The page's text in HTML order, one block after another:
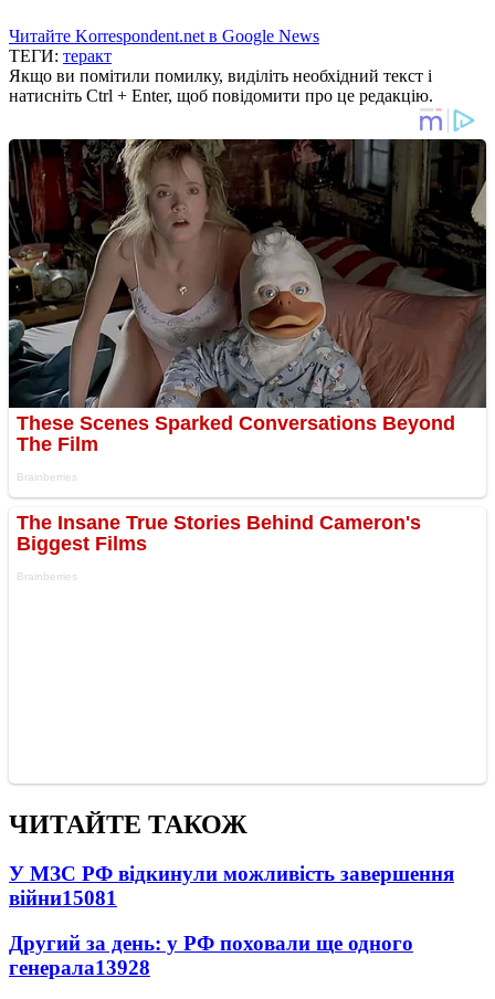
Читайте Korrespondent.net в Google News
ТЕГИ: теракт
Якщо ви помітили помилку, виділіть необхідний текст і
натисніть Ctrl + Enter, щоб повідомити про це редакцію.
ЧИТАЙТЕ ТАКОЖ
У МЗС РФ відкинули можливість завершення
війни15081
Другий за день: у РФ поховали ще одного
генерала13928